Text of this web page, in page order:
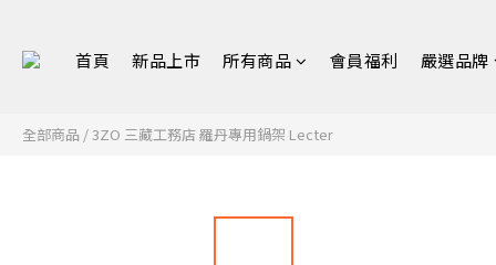
首頁 新品上市 所有商品 會員福利 嚴選品牌
全部商品 /3ZO 三藏工務店 羅丹專用鍋架 Lecter